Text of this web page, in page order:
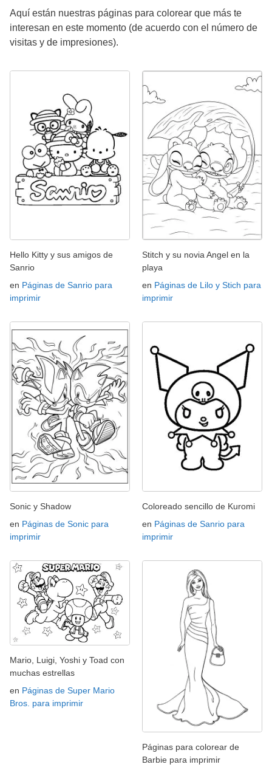
Aquí están nuestras páginas para colorear que más te
interesan en este momento (de acuerdo con el número de
visitas y de impresiones).
Hello Kitty y sus amigos de
Sanrio
en Páginas de Sanrio para
imprimir
Stitch y su novia Angel en la
playa
en Páginas de Lilo y Stich para
imprimir
Sonic y Shadow
en Páginas de Sonic para
imprimir
Coloreado sencillo de Kuromi
en Páginas de Sanrio para
imprimir
Mario, Luigi, Yoshi y Toad con
muchas estrellas
en Páginas de Super Mario
Bros. para imprimir
Páginas para colorear de
Barbie para imprimir